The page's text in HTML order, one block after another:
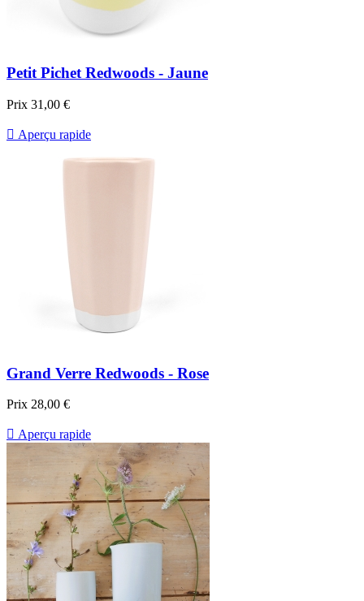
Petit Pichet Redwoods - Jaune
Prix 31,00 €
 Aperçu rapide
Grand Verre Redwoods - Rose
Prix 28,00 €
 Aperçu rapide